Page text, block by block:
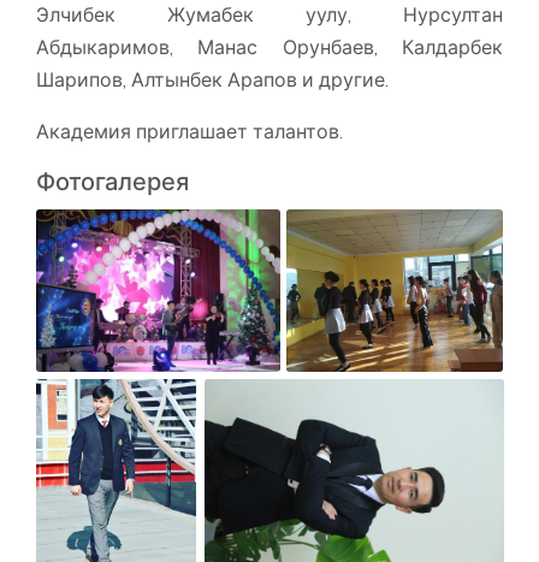
Элчибек Жумабек уулу, Нурсултан
Абдыкаримов, Манас Орунбаев, Калдарбек
Шарипов, Алтынбек Арапов и другие.
Академия приглашает талантов.
Фотогалерея